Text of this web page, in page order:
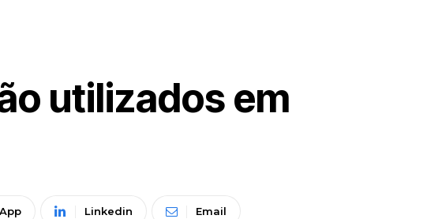
utilizados em
Linkedin Email